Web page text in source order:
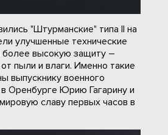
"Штурманские" типа II на
улучшенные технические
более высокую защиту –
пыли и влаги. Именно такие
выпускнику военного
Оренбурге Юрию Гагарину и
славу первых часов в